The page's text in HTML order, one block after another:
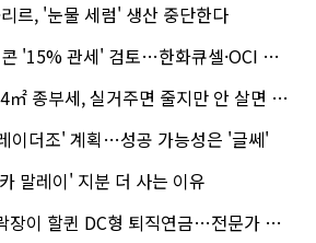
리르, '눈물 세럼' 생산 중단한다
관세' 검토…한화큐셀·OCI 영향은?
종부세, 실거주면 줄지만 안 살면 2.5배
이더조' 계획…성공 가능성은 '글쎄'
말레이' 지분 더 사는 이유
이 할퀸 DC형 퇴직연금…전문가 조언은